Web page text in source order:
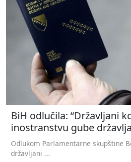
BiH odlučila: “Državljani
inostranstvu gube
Odlukom Parlamentarne skupštine
državljani ...